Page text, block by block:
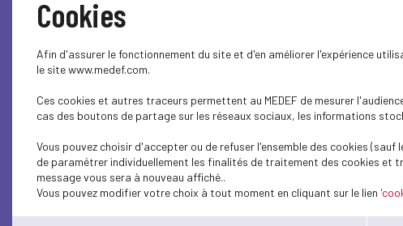
ECONOMY
ECONOMY
ECONOMY
Cookies
Afin d'assurer le fonctionnement du site et d'en améliorer l'expérience
le site www.medef.com.
Ces cookies et autres traceurs permettent au MEDEF de mesurer
cas des boutons de partage sur les réseaux sociaux, les informations
Vous pouvez choisir d'accepter ou de refuser l'ensemble des cookies
de paramétrer individuellement les finalités de traitement des cookies et
message vous sera à nouveau affiché..
Vous pouvez modifier votre choix à tout moment en cliquant sur le lien